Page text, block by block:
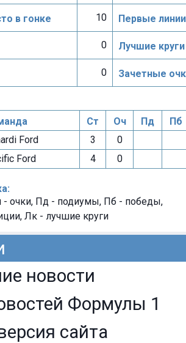
в гонке 10 Первые линии
0 Лучшие круги
0 Зачетные
Ст Оч Пд
Пб
Ford 3
0
Ford 4 0
- очки, Пд - подиумы, Пб - победы,
Лк - лучшие круги
новости
Формулы 1
сайта